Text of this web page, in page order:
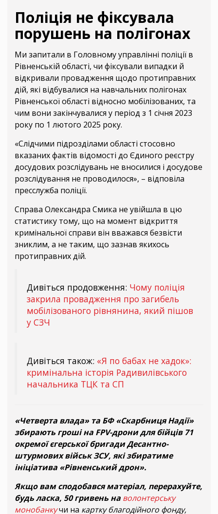
Поліція не фіксувала
порушень на полігонах
Ми запитали в Головному управлінні поліції в
Рівненській області, чи фіксували випадки й
відкривали провадження щодо протиправних
дій, які відбувалися на навчальних полігонах
Рівненської області відносно мобілізованих, та
чим вони закінчувалися у період з 1 січня 2023
року по 1 лютого 2025 року.
«Слідчими підрозділами області стосовно
вказаних фактів відомості до Єдиного реєстру
досудових розслідувань не вносилися і досудове
розслідування не проводилося», – відповіла
пресслужба поліції.
Справа Олександра Смика не увійшла в цю
статистику тому, що на момент відкриття
кримінальної справи він вважався безвісти
зниклим, а не таким, що зазнав якихось
протиправних дій.
Дивіться продовження: Чому поліція
закрила провадження про загибель
мобілізованого рівнянина, який пішов
у СЗЧ
Дивіться також: «Я по бабах не хадок»:
кримінальна історія Радивилівського
начальника ТЦК та СП
«Четверта влада» та БФ «Скарбниця Надії»
збирають гроші на FPV-дрони для бійців 71
окремої єгерської бригади Десантно-
штурмових військ ЗСУ, які збиратиме
ініціатива «Рівненський дрон».
Якщо вам сподобався матеріал, перерахуйте,
будь ласка, 50 гривень на волонтерську
монобанкучи на картку благодійного фонду,